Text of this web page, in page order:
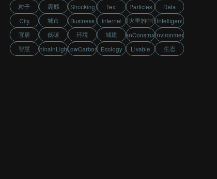
粒子
震撼 Shocking Text Particles
Data
City
城市 Business Internet 灯火里的中国Intelligent
宜居
低碳 环境 城建UrbanConstructionEnvironment
智慧
ChinaInLightsLowCarbon Ecology Livable 生态